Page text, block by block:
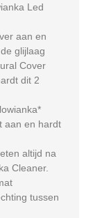
Led
aan en
glijlaag
Cover
dit 2
aan en hardt
altijd na
Cleaner.
tussen